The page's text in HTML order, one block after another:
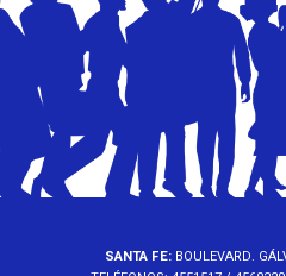
SANTA FE:BOULEVARD.